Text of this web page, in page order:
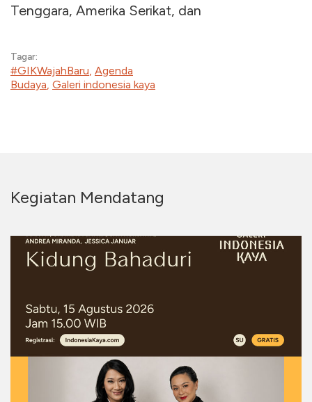
Tenggara, Amerika Serikat, dan
Tagar:
#GIKWajahBaru, Agenda
Budaya, Galeri indonesia kaya
Kegiatan Mendatang